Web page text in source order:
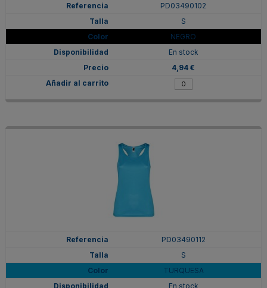
PD03490102
S
NEGRO
En stock
4,94 €
PD03490112
S
TURQUESA
En stock